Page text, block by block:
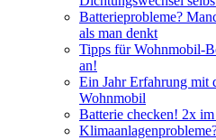
Batterieprobleme?
als man denkt
Tipps für Wohnmobil-
an!
Ein Jahr Erfahrung mit
Wohnmobil
Batterie checken! 2x im